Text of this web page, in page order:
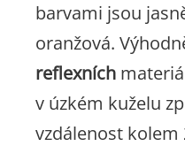
barvami jsou
oranžová.
reflexních
v úzkém kuželu
vzdálenost kolem